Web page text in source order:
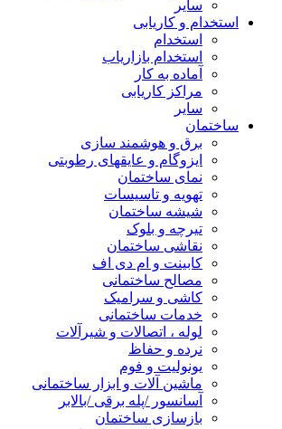
سایر
استخدام و کاریابی
استخدام
استخدام بازاریاب
آماده به کار
مراکز کاریابی
سایر
ساختمان
برق و هوشمند سازی
ایزوگام و عایقهای رطوبتی
نمای ساختمان
تهویه و تاسیسات
شیشه ساختمان
تیرچه و بلوک
نقاشی ساختمان
کابینت و ام دی اف
مصالح ساختمانی
کاشی و سرامیک
خدمات ساختمانی
لوله ، اتصالات و شیرآلات
نرده و حفاظ
یونولیت و فوم
ماشین آلات و ابزار ساختمانی
آسانسور /پله برقی /بالابر
بازسازی ساختمان